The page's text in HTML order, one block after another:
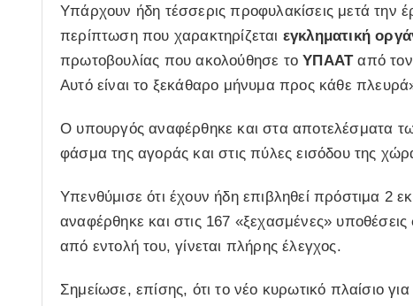
Υπάρχουν ήδη τέσσερις προφυλακίσεις μετά την
περίπτωση που χαρακτηρίζεται εγκληματική
πρωτοβουλίας που ακολούθησε τοΥΠΑΑΤαπό τον
Αυτό είναι το ξεκάθαρο μήνυμα προς κάθε
Ο υπουργός αναφέρθηκε και στα αποτελέσματα
φάσμα της αγοράς και στις πύλες εισόδου της
Υπενθύμισε ότι έχουν ήδη επιβληθεί πρόστιμα 2
αναφέρθηκε και στις 167 «ξεχασμένες»
από εντολή του, γίνεται πλήρης έλεγχος.
Σημείωσε, επίσης, ότι το νέο κυρωτικό πλαίσιο